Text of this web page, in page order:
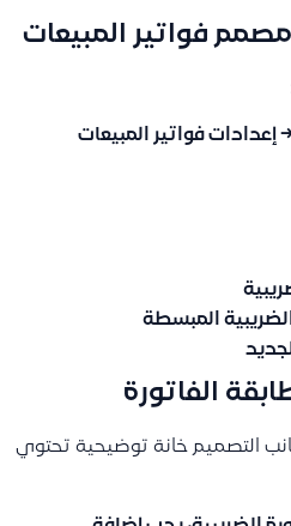
فواتير المبيعات
إعدادات فواتير المبيعات
المبسطة
الفاتورة
التصميم خانة توضيحية تحتوي